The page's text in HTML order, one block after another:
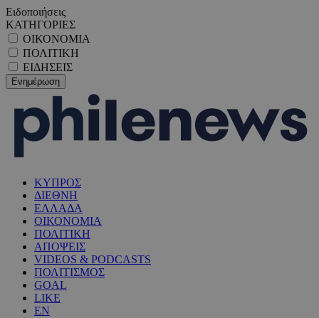
Ειδοποιήσεις
ΚΑΤΗΓΟΡΙΕΣ
ΟΙΚΟΝΟΜΙΑ
ΠΟΛΙΤΙΚΗ
ΕΙΔΗΣΕΙΣ
ΚΥΠΡΟΣ
ΔΙΕΘΝΗ
ΕΛΛΑΔΑ
ΟΙΚΟΝΟΜΙΑ
ΠΟΛΙΤΙΚΗ
ΑΠΟΨΕΙΣ
VIDEOS & PODCASTS
ΠΟΛΙΤΙΣΜΟΣ
GOAL
LIKE
EN